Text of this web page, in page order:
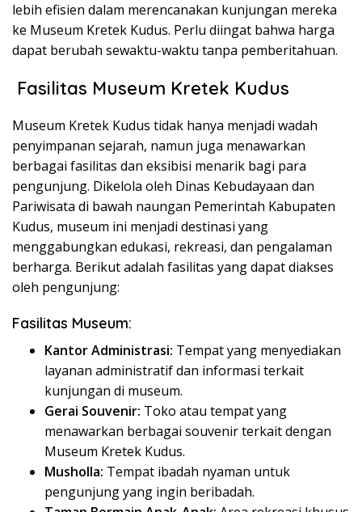
lebih efisien dalam merencanakan kunjungan mereka
ke Museum Kretek Kudus. Perlu diingat bahwa harga
dapat berubah sewaktu-waktu tanpa pemberitahuan.
Fasilitas Museum Kretek Kudus
Museum Kretek Kudus tidak hanya menjadi wadah
penyimpanan sejarah, namun juga menawarkan
berbagai fasilitas dan eksibisi menarik bagi para
pengunjung. Dikelola oleh Dinas Kebudayaan dan
Pariwisata di bawah naungan Pemerintah Kabupaten
Kudus, museum ini menjadi destinasi yang
menggabungkan edukasi, rekreasi, dan pengalaman
berharga. Berikut adalah fasilitas yang dapat diakses
oleh pengunjung:
Fasilitas Museum:
Kantor Administrasi: Tempat yang menyediakan
layanan administratif dan informasi terkait
kunjungan di museum.
Gerai Souvenir: Toko atau tempat yang
menawarkan berbagai souvenir terkait dengan
Museum Kretek Kudus.
Musholla: Tempat ibadah nyaman untuk
pengunjung yang ingin beribadah.